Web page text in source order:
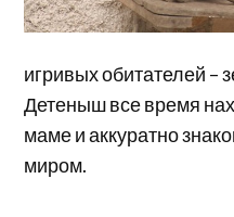
игривых обитателей –
Детеныш все время
маме и аккуратно
миром.